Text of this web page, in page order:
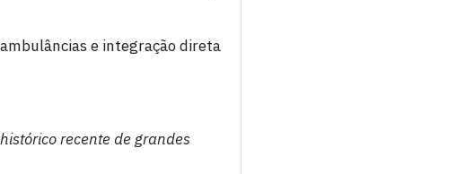
e integração direta
recente de grandes